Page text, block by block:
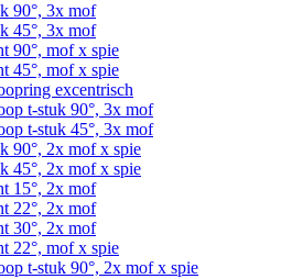
90°, 3x mof
45°, 3x mof
90°, mof x spie
45°, mof x spie
excentrisch
t-stuk 90°, 3x mof
t-stuk 45°, 3x mof
90°, 2x mof x spie
45°, 2x mof x spie
15°, 2x mof
22°, 2x mof
30°, 2x mof
22°, mof x spie
t-stuk 90°, 2x mof x spie